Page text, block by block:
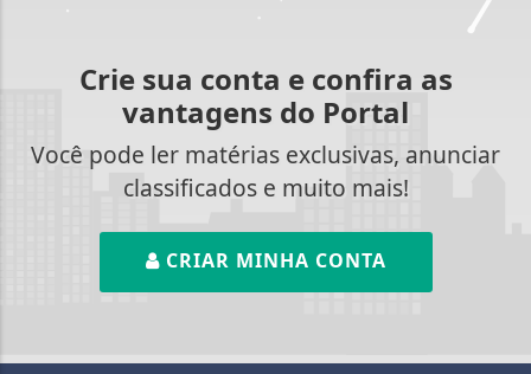
Crie sua conta e confira as
vantagens do Portal
Você pode ler matérias exclusivas, anunciar
classificados e muito mais!
CRIAR MINHA CONTA